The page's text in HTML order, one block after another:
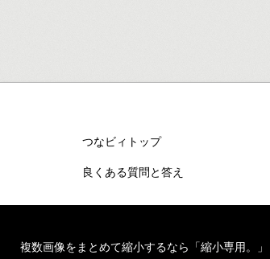
つなビィトップ
良くある質問と答え
複数画像をまとめて縮小するなら「縮小専用。」